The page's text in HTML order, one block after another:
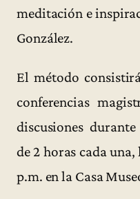
meditación e
González.
El método
conferencias
discusiones durante
de 2 horas cada
p.m. en la Casa